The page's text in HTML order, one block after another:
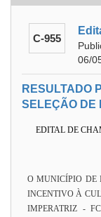
C-955
06/
RESULTADO
SELEÇÃO DE
EDITAL DE
O MUNICÍPIO DE
INCENTIVO À
IMPERATRIZ -